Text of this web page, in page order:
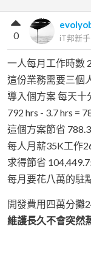
iT邦新手
0
一人每月工作時數
這份業務需要三個
導入個方案 每天十
792 hrs - 3.7 hrs =
這個方案節省
每人月薪35K工作
求得節省
每月要花八萬的駐
開發費用四萬分攤
維護長久不會突然